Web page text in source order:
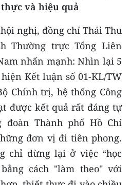
và hiệu quả
nghị, đồng chí Thái Thu
Thường trực Tổng Liên
nhấn mạnh: Nhìn lại 5
Kết luận số 01-KL/TW
Chính trị, hệ thống Công
được kết quả rất đáng tự
đoàn Thành phố Hồ Chí
đơn vị đi tiên phong.
chỉ dừng lại ở việc “học
cách "làm theo" với